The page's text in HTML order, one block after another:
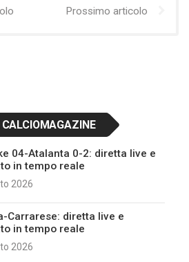
Prossimo articolo
04-Atalanta 0-2: diretta live e
in tempo reale
2026
Carrarese: diretta live e
in tempo reale
2026